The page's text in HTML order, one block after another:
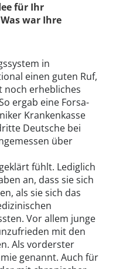
für Ihr
war Ihre
in
einen guten Ruf,
noch erhebliches
ergab eine Forsa-
Krankenkasse
Deutsche bei
über
fühlt. Lediglich
an, dass sie sich
als sie sich das
Vor allem junge
mit den
Als vorderster
genannt. Auch für